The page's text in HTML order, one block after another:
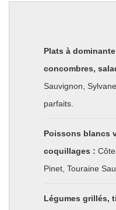
Plats à
concombres,
Sauvignon,
parfaits.
Poissons blancs
coquillages :
Pinet, Touraine
Légumes grillés,